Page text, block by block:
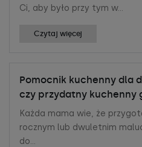
Ci, aby było przy tym w...
Czytaj więcej
Pomocnik kuchenny dla
czy przydatny kuchenny
Każda mama wie, że
rocznym lub dwuletnim
do...